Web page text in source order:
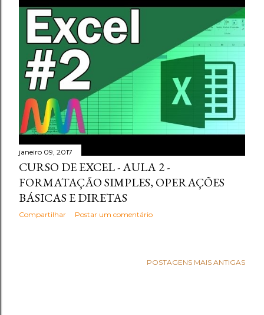
janeiro 09, 2017
CURSO DE EXCEL - AULA 2 -
FORMATAÇÃO SIMPLES, OPERAÇÕES
BÁSICAS E DIRETAS
Compartilhar Postar um comentário
POSTAGENS MAIS ANTIGAS